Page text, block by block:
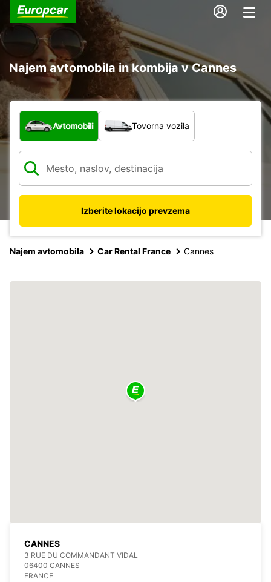
Najem avtomobila in kombija v Cannes
Katera vrsta vozila?
Avtomobili Tovorna vozila
Izberite lokacijo prevzema
Najem avtomobila Car Rental France Cannes
CANNES
3 RUE DU COMMANDANT VIDAL
06400 CANNES
FRANCE